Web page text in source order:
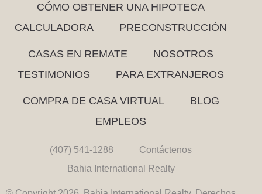
CÓMO OBTENER UNA HIPOTECA
CALCULADORA
PRECONSTRUCCIÓN
CASAS EN REMATE
NOSOTROS
TESTIMONIOS
PARA EXTRANJEROS
COMPRA DE CASA VIRTUAL
BLOG
EMPLEOS
(407) 541-1288
Contáctenos
Bahia International Realty